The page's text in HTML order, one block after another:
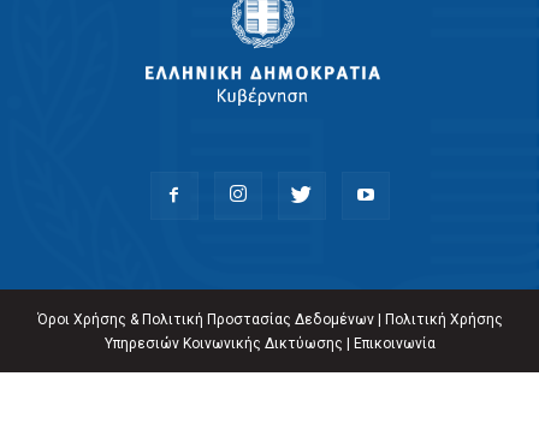
Όροι Χρήσης & Πολιτική Προστασίας Δεδομένων| Πολιτική Χρήσης
Υπηρεσιών Κοινωνικής Δικτύωσης | Επικοινωνία